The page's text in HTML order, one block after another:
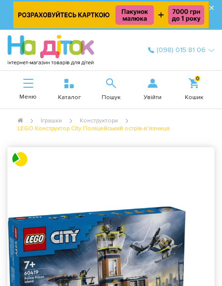
×
(098) 015 81 06
Меню Каталог Пошук Увійти
0
Кошик
Іграшки
Конструктори
LEGO Конструктор City Поліцейський острів-в'язниця